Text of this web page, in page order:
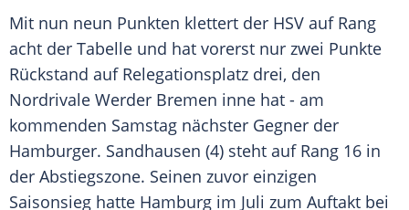
Mit nun neun Punkten klettert der HSV auf Rang
acht der Tabelle und hat vorerst nur zwei Punkte
Rückstand auf Relegationsplatz drei, den
Nordrivale Werder Bremen inne hat - am
kommenden Samstag nächster Gegner der
Hamburger. Sandhausen (4) steht auf Rang 16 in
der Abstiegszone. Seinen zuvor einzigen
Saisonsieg hatte Hamburg im Juli zum Auftakt bei